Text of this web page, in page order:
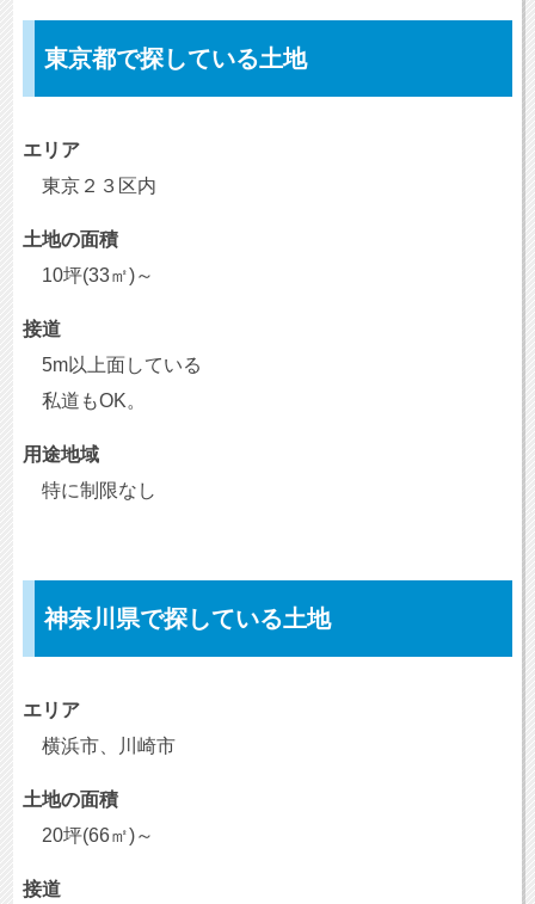
東京都で探している土地
エリア
東京２３区内
土地の面積
10坪(33㎡)～
接道
5m以上面している
私道もOK。
用途地域
特に制限なし
神奈川県で探している土地
エリア
横浜市、川崎市
土地の面積
20坪(66㎡)～
接道